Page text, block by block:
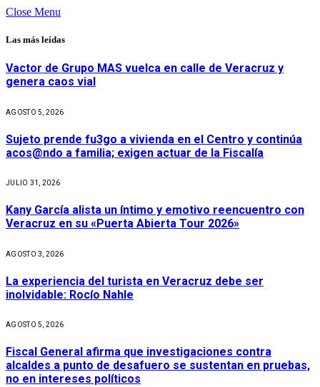
Close Menu
Las más leídas
Vactor de Grupo MAS vuelca en calle de Veracruz y
genera caos vial
AGOSTO 5, 2026
Sujeto prende fu3go a vivienda en el Centro y continúa
acos@ndo a familia; exigen actuar de la Fiscalía
JULIO 31, 2026
Kany García alista un íntimo y emotivo reencuentro con
Veracruz en su «Puerta Abierta Tour 2026»
AGOSTO 3, 2026
La experiencia del turista en Veracruz debe ser
inolvidable: Rocío Nahle
AGOSTO 5, 2026
Fiscal General afirma que investigaciones contra
alcaldes a punto de desafuero se sustentan en pruebas,
no en intereses políticos